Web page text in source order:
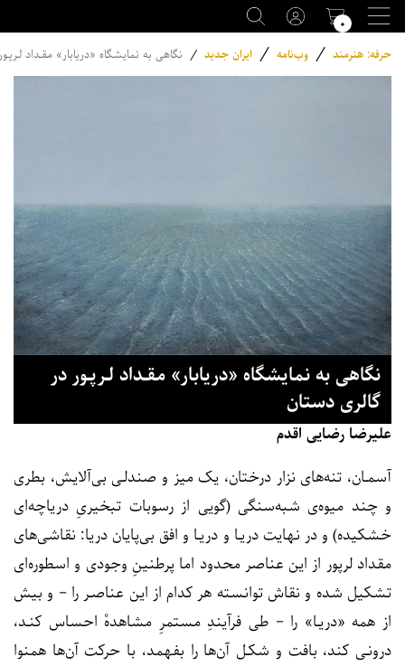
۰
حرفه: هنرمند / وب‌نامه / ایران جدید / نگاهی به نمایشگاه «دریابار» مقـداد
نگاهی به نمایشگاه «دریابار» مقـداد لـرپـور در
گالری دستان
علیرضا رضایی اقدم
آسمـان، تنه‌های نزار درختان، یک میز و صندلـی بی‌آلایش، بطری
و چند میوه‌ی شبه‌سنگی (گویی از رسوبات تبخیریِ دریاچه‌ای
خشکیده) و در نهایت دریـا و دریـا و افق بی‌پایان دریا: نقاشی‌های
مقداد لرپور از این عناصر محدود اما پرطنینِ وجودی و اسطوره‌ای
تشکیل شده و نقاش توانسته هر کدام از این عناصـر را – و بیش
از همه «دریـا» را – طی فرآیندِ مستمرِ مشاهدهْ احساس کنـد،
درونـی‌ کند، بافت و شکـل آن‌ها را بفهمد، با حرکت آن‌ها همنوا